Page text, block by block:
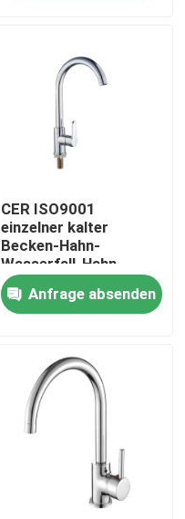
CER ISO9001
einzelner kalter
Becken-Hahn-
Wasserfall-Hahn-
einzelnes Loch
Anfrage absenden